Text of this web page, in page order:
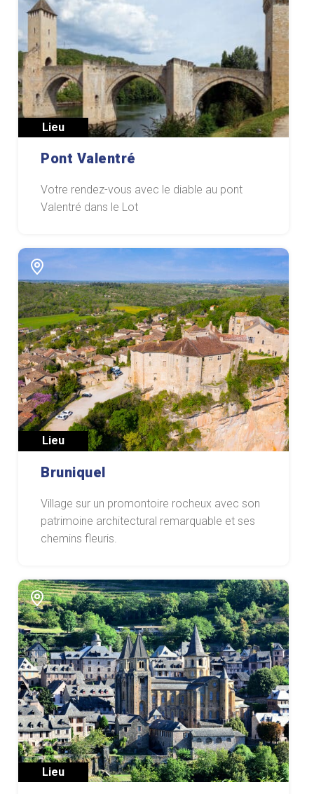
Lieu
Pont Valentré
Votre rendez-vous avec le diable au pont
Valentré dans le Lot
Lieu
Bruniquel
Village sur un promontoire rocheux avec son
patrimoine architectural remarquable et ses
chemins fleuris.
Lieu